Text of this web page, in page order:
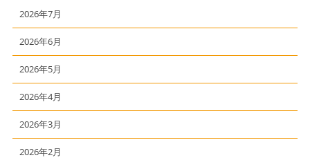
2026年7月
2026年6月
2026年5月
2026年4月
2026年3月
2026年2月